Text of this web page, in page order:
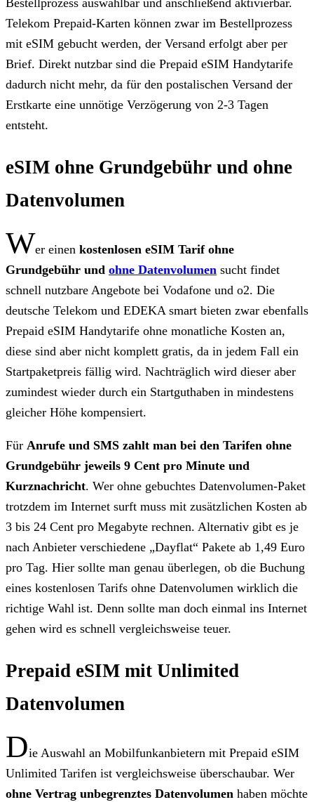
Telekom Prepaid-Karten können zwar im Bestellprozess
mit eSIM gebucht werden, der Versand erfolgt aber per
Brief. Direkt nutzbar sind die Prepaid eSIM Handytarife
dadurch nicht mehr, da für den postalischen Versand der
Erstkarte eine unnötige Verzögerung von 2-3 Tagen
entsteht.
eSIM ohne Grundgebühr und ohne
Datenvolumen
Wer einen kostenlosen eSIM Tarif ohne
Grundgebühr und ohne Datenvolumen sucht findet
schnell nutzbare Angebote bei Vodafone und o2. Die
deutsche Telekom und EDEKA smart bieten zwar ebenfalls
Prepaid eSIM Handytarife ohne monatliche Kosten an,
diese sind aber nicht komplett gratis, da in jedem Fall ein
Startpaketpreis fällig wird. Nachträglich wird dieser aber
zumindest wieder durch ein Startguthaben in mindestens
gleicher Höhe kompensiert.
Für Anrufe und SMS zahlt man bei den Tarifen ohne
Grundgebühr jeweils 9 Cent pro Minute und
Kurznachricht. Wer ohne gebuchtes Datenvolumen-Paket
trotzdem im Internet surft muss mit zusätzlichen Kosten ab
3 bis 24 Cent pro Megabyte rechnen. Alternativ gibt es je
nach Anbieter verschiedene „Dayflat“ Pakete ab 1,49 Euro
pro Tag. Hier sollte man genau überlegen, ob die Buchung
eines kostenlosen Tarifs ohne Datenvolumen wirklich die
richtige Wahl ist. Denn sollte man doch einmal ins Internet
gehen wird es schnell vergleichsweise teuer.
Prepaid eSIM mit Unlimited
Datenvolumen
Die Auswahl an Mobilfunkanbietern mit Prepaid eSIM
Unlimited Tarifen ist vergleichsweise überschaubar. Wer
ohne Vertrag unbegrenztes Datenvolumen haben möchte